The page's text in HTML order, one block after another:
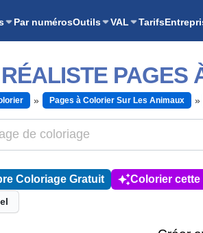
Par numérosOutils VAL Tarifs
PAGES
Pages à Colorier Sur Les Animaux
Coloriage Gratuit Colorier